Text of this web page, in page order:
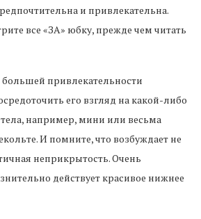
и привлекательна.
все «ЗА» юбку, прежде чем читать
привлекательности
его взгляд на какой-либо
например, мини или весьма
И помните, что возбуждает не
неприкрытость. Очень
действует красивое нижнее